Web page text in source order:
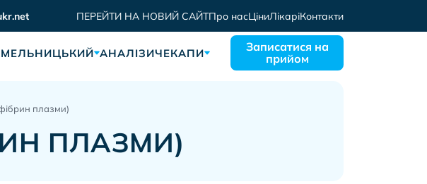
ПЕРЕЙТИ НА НОВИЙ САЙТПро насЦіниЛікаріКонтакти
АНАЛІЗИЧЕКАПИ
Записатися на
прийом
плазми)
ПЛАЗМИ)